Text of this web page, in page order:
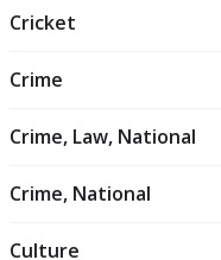
Cricket
Crime
Crime, Law, National
Crime, National
Culture